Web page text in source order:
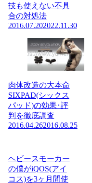
技も使えない不具
合の対処法
2016.07.202022.11.30
肉体改造の大本命
SIXPAD(シックス
パッド)の効果･評
判を徹底調査
2016.04.262016.08.25
ヘビースモーカー
の僕がiQOS(アイ
コス)を3ヶ月間使